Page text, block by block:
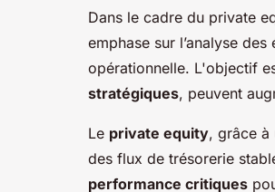
Dans le cadre du private
emphase sur l’analyse
opérationnelle. L'objectif
stratégiques, peuvent
Le private equity, grâce à
des flux de trésorerie
performance critiques